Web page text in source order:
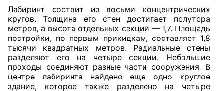
Лабиринт состоит из восьми концентрических
кругов. Толщина его стен достигает полутора
метров, а высота отдельных секций — 1,7. Площадь
постройки, по первым прикидкам, составляет 1,8
тысячи квадратных метров. Радиальные стены
разделяют его на четыре секции. Небольшие
проходы соединяют разные части сооружения. В
центре лабиринта найдено еще одно круглое
здание, которое также разделено на четыре